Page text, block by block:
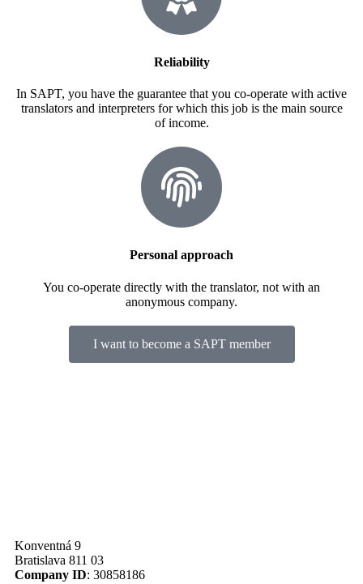
Reliability
In SAPT, you have the guarantee that you co-operate with active
translators and interpreters for which this job is the main source
of income.
Personal approach
You co-operate directly with the translator, not with an
anonymous company.
I want to become a SAPT member
Konventná 9
Bratislava 811 03
Company ID: 30858186